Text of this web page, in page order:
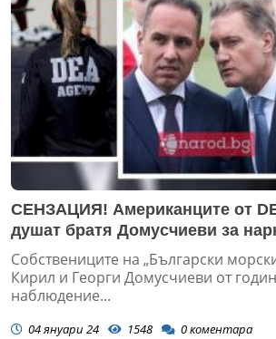
СЕНЗАЦИЯ! Американците от
душат братя Домусчиеви за
Собствениците на „Български
Кирил и Георги Домусчиеви от
наблюдение...
04 януари 24 1548 0коментара